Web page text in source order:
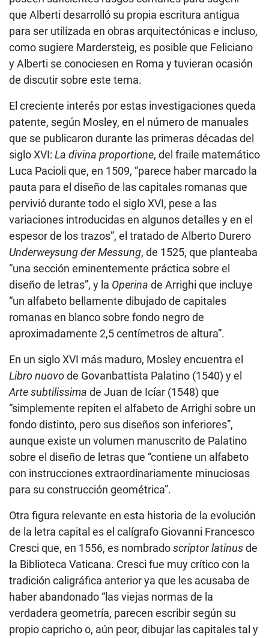
que Alberti desarrolló su propia escritura antigua
para ser utilizada en obras arquitectónicas e incluso,
como sugiere Mardersteig, es posible que Feliciano
y Alberti se conociesen en Roma y tuvieran ocasión
de discutir sobre este tema.
El creciente interés por estas investigaciones queda
patente, según Mosley, en el número de manuales
que se publicaron durante las primeras décadas del
siglo XVI: La divina proportione, del fraile matemático
Luca Pacioli que, en 1509, “parece haber marcado la
pauta para el diseño de las capitales romanas que
pervivió durante todo el siglo XVI, pese a las
variaciones introducidas en algunos detalles y en el
espesor de los trazos”, el tratado de Alberto Durero
Underweysung der Messung, de 1525, que planteaba
“una sección eminentemente práctica sobre el
diseño de letras”, y la Operina de Arrighi que incluye
“un alfabeto bellamente dibujado de capitales
romanas en blanco sobre fondo negro de
aproximadamente 2,5 centímetros de altura”.
En un siglo XVI más maduro, Mosley encuentra el
Libro nuovode Govanbattista Palatino (1540) y el
Arte subtilissima de Juan de Icíar (1548) que
“simplemente repiten el alfabeto de Arrighi sobre un
fondo distinto, pero sus diseños son inferiores”,
aunque existe un volumen manuscrito de Palatino
sobre el diseño de letras que “contiene un alfabeto
con instrucciones extraordinariamente minuciosas
para su construcción geométrica”.
Otra figura relevante en esta historia de la evolución
de la letra capital es el calígrafo Giovanni Francesco
Cresci que, en 1556, es nombradoscriptor latinusde
la Biblioteca Vaticana. Cresci fue muy crítico con la
tradición caligráfica anterior ya que les acusaba de
haber abandonado “las viejas normas de la
verdadera geometría, parecen escribir según su
propio capricho o, aún peor, dibujar las capitales tal y